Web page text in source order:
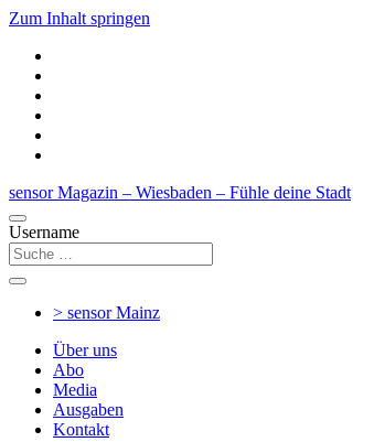
Zum Inhalt springen
sensor Magazin – Wiesbaden – Fühle deine Stadt
Username
> sensorMainz
Über uns
Abo
Media
Ausgaben
Kontakt